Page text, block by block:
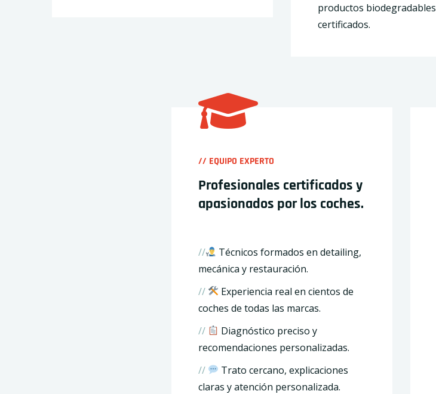
productos biodegradables
certificados.
// EQUIPO EXPERTO
Profesionales certificados y
apasionados por los coches.
//
Técnicos formados en detailing,
mecánica y restauración.
//
Experiencia real en cientos de
coches de todas las marcas.
//
Diagnóstico preciso y
recomendaciones personalizadas.
//
Trato cercano, explicaciones
claras y atención personalizada.